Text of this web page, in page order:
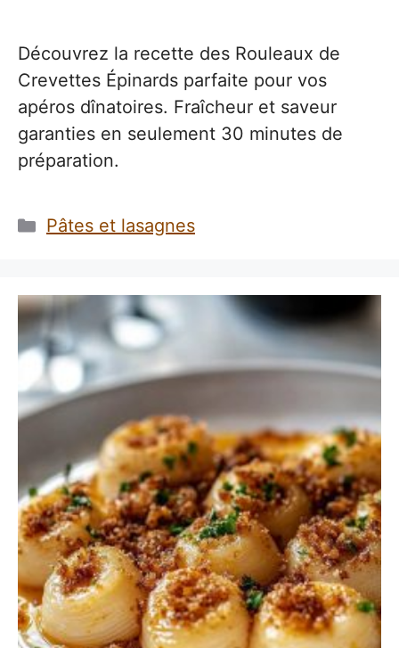
Découvrez la recette des Rouleaux de
Crevettes Épinards parfaite pour vos
apéros dînatoires. Fraîcheur et saveur
garanties en seulement 30 minutes de
préparation.
Catégories
Pâtes et lasagnes